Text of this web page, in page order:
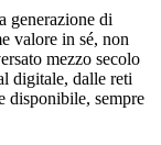
generazione di
valore in sé, non
mezzo secolo
digitale, dalle reti
disponibile, sempre